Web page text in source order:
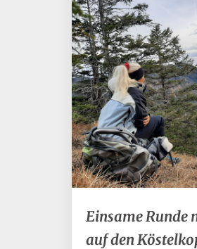
Einsame
Runde
mit
Einsame Runde
auf den